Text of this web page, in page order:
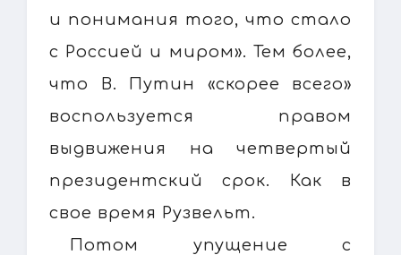
и понимания того, что стало
с Россией и миром». Тем более,
что В. Путин «скорее всего»
воспользуется правом
выдвижения на четвертый
президентский срок. Как в
свое время Рузвельт.
Потом упущение с